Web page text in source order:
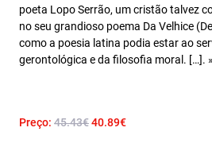
poeta Lopo Serrão, um cristão talvez
no seu grandioso poema Da Velhice
como a poesia latina podia estar ao
gerontológica e da filosofia moral. […].
Preço: 45.43€40.89€